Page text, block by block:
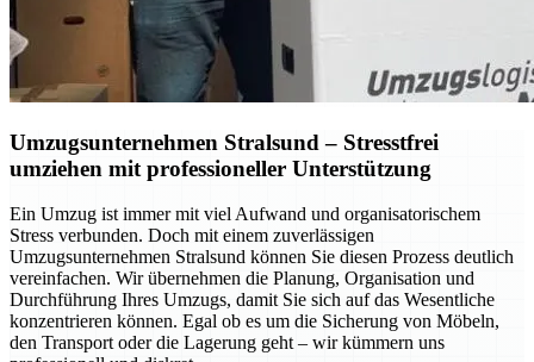
Umzugsunternehmen Stralsund – Stresstfrei
umziehen mit professioneller Unterstützung
Ein Umzug ist immer mit viel Aufwand und organisatorischem
Stress verbunden. Doch mit einem zuverlässigen
Umzugsunternehmen Stralsund können Sie diesen Prozess deutlich
vereinfachen. Wir übernehmen die Planung, Organisation und
Durchführung Ihres Umzugs, damit Sie sich auf das Wesentliche
konzentrieren können. Egal ob es um die Sicherung von Möbeln,
den Transport oder die Lagerung geht – wir kümmern uns